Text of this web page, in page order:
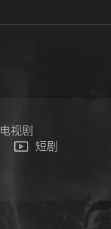
电视剧
短剧